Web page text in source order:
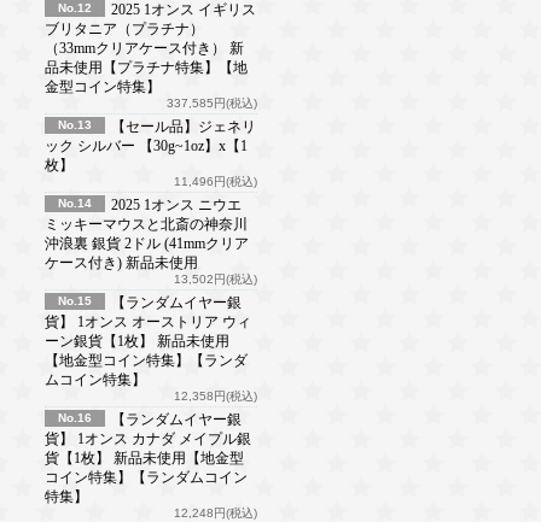
No.12
2025 1オンス イギリス
ブリタニア（プラチナ）
（33mmクリアケース付き） 新
品未使用【プラチナ特集】【地
金型コイン特集】
337,585円(税込)
No.13
【セール品】ジェネリ
ック シルバー 【30g~1oz】x【1
枚】
11,496円(税込)
No.14
2025 1オンス ニウエ
ミッキーマウスと北斎の神奈川
沖浪裏 銀貨 2ドル (41mmクリア
ケース付き) 新品未使用
13,502円(税込)
No.15
【ランダムイヤー銀
貨】 1オンス オーストリア ウィ
ーン銀貨【1枚】 新品未使用
【地金型コイン特集】【ランダ
ムコイン特集】
12,358円(税込)
No.16
【ランダムイヤー銀
貨】 1オンス カナダ メイプル銀
貨【1枚】 新品未使用【地金型
コイン特集】【ランダムコイン
特集】
12,248円(税込)